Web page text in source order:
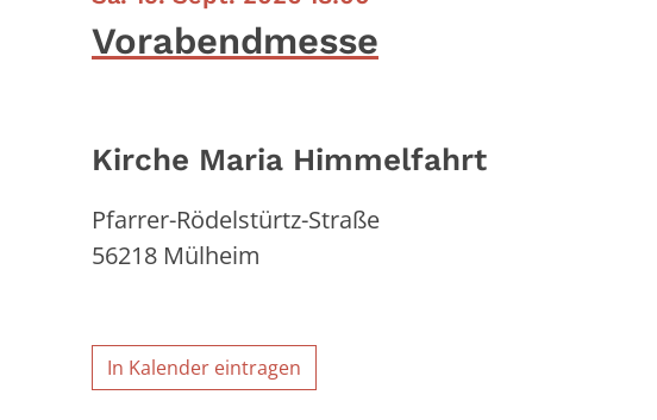
Vorabendmesse
Kirche Maria Himmelfahrt
Pfarrer-Rödelstürtz-Straße
56218 Mülheim
In Kalender eintragen